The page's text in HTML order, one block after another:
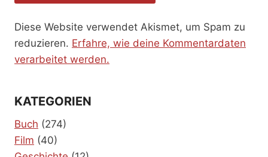
Diese Website verwendet Akismet, um Spam zu
reduzieren. Erfahre, wie deine Kommentardaten
verarbeitet werden.
KATEGORIEN
Buch (274)
Film (40)